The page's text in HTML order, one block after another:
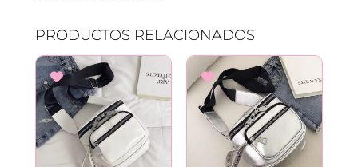
dPRODUCTOS RELACIONADOS